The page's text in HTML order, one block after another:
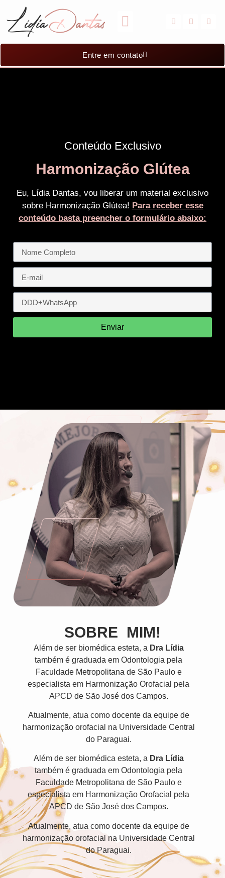
Entre em contato
Conteúdo Exclusivo
Harmonização Glútea
Eu, Lídia Dantas, vou liberar um material exclusivo
sobre Harmonização Glútea! Para receber esse
conteúdo basta preencher o formulário abaixo:
Enviar
SOBRE MIM!
Além de ser biomédica esteta, a Dra Lídia
também é graduada em Odontologia pela
Faculdade Metropolitana de São Paulo e
especialista em Harmonização Orofacial pela
APCD de São José dos Campos.
Atualmente, atua como docente da equipe de
harmonização orofacial na Universidade Central
do Paraguai.
Além de ser biomédica esteta, a Dra Lídia
também é graduada em Odontologia pela
Faculdade Metropolitana de São Paulo e
especialista em Harmonização Orofacial pela
APCD de São José dos Campos.
Atualmente, atua como docente da equipe de
harmonização orofacial na Universidade Central
do Paraguai.